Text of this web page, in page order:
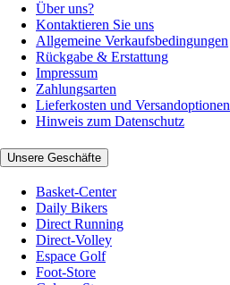
Über uns?
Kontaktieren Sie uns
Allgemeine Verkaufsbedingungen
Rückgabe & Erstattung
Impressum
Zahlungsarten
Lieferkosten und Versandoptionen
Hinweis zum Datenschutz
Unsere Geschäfte
Basket-Center
Daily Bikers
Direct Running
Direct-Volley
Espace Golf
Foot-Store